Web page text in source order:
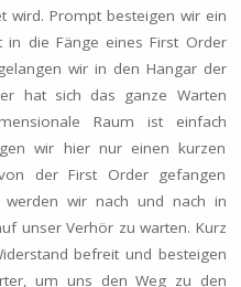
wird. Prompt besteigen wir ein
in die Fänge eines First Order
wir in den Hangar der
hat sich das ganze Warten
Raum ist einfach
wir hier nur einen kurzen
der First Order gefangen
werden wir nach und nach in
unser Verhör zu warten. Kurz
befreit und besteigen
um uns den Weg zu den